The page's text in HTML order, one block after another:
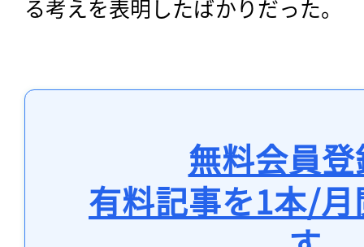
る考えを表明したばかりだった。
無料会員
有料記事を1本/